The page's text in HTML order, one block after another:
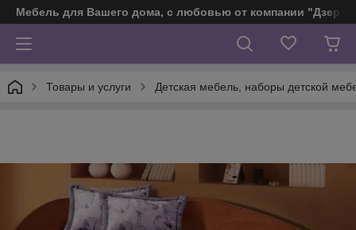
Мебель для Вашего дома, с любовью от компании
Товары и услуги Детская мебель, наборы детской